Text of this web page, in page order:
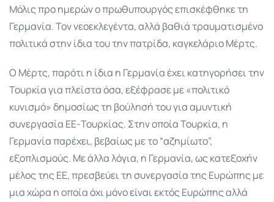
Μόλις προ ημερών ο πρωθυπουργός επισκέφθηκε τη
Γερμανία. Τον νεοεκλεγέντα, αλλά βαθιά τραυματισμένο
πολιτικά στην ίδια του την πατρίδα, καγκελάριο Μέρτς.
Ο Μέρτς, παρότι η ίδια η Γερμανία έχει κατηγορήσει την
Τουρκία για πλείστα όσα, εξέφρασε με «πολιτικό
κυνισμό» δημοσίως τη βούλησή του για αμυντική
συνεργασία ΕΕ-Τουρκίας. Στην οποία Τουρκία, η
Γερμανία παρέχει, βεβαίως με το “αζημίωτο”,
εξοπλισμούς. Με άλλα λόγια, η Γερμανία, ως κατεξοχήν
μέλος της ΕΕ, πρεσβεύει τη συνεργασία της Ευρώπης με
μια χώρα η οποία όχι μόνο είναι εκτός Ευρώπης αλλά